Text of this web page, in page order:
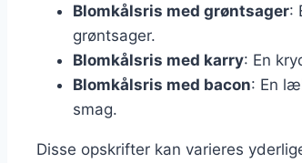
Blomkålsris med grøntsager:
grøntsager.
Blomkålsris med karry: En
Blomkålsris med bacon: En
smag.
Disse opskrifter kan varieres